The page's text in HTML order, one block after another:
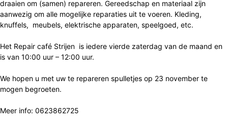
draaien om (samen) repareren. Gereedschap en materiaal zijn
aanwezig om alle mogelijke reparaties uit te voeren. Kleding,
knuffels, meubels, elektrische apparaten, speelgoed, etc.
Het Repair café Strijen is iedere vierde zaterdag van de maand en
is van 10:00 uur – 12:00 uur.
We hopen u met uw te repareren spulletjes op 23 november te
mogen begroeten.
Meer info: 0623862725